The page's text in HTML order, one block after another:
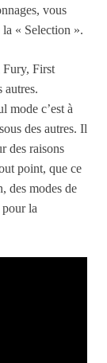
vous
« Selection ».
Fury, First
autres.
mode c’est à
des autres. Il
des raisons
point, que ce
des modes de
la